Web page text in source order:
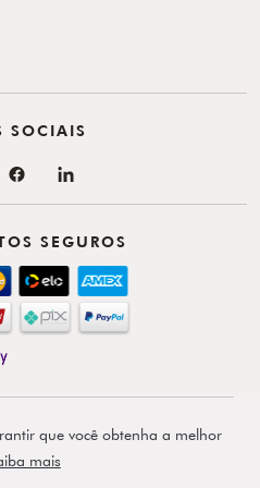
que você obtenha a melhor
mais
SEGUROS
SOCIAIS
Brasil Comércio Importação e
autorizado do Grupo Zwilling no
e Exportação S/A é total e